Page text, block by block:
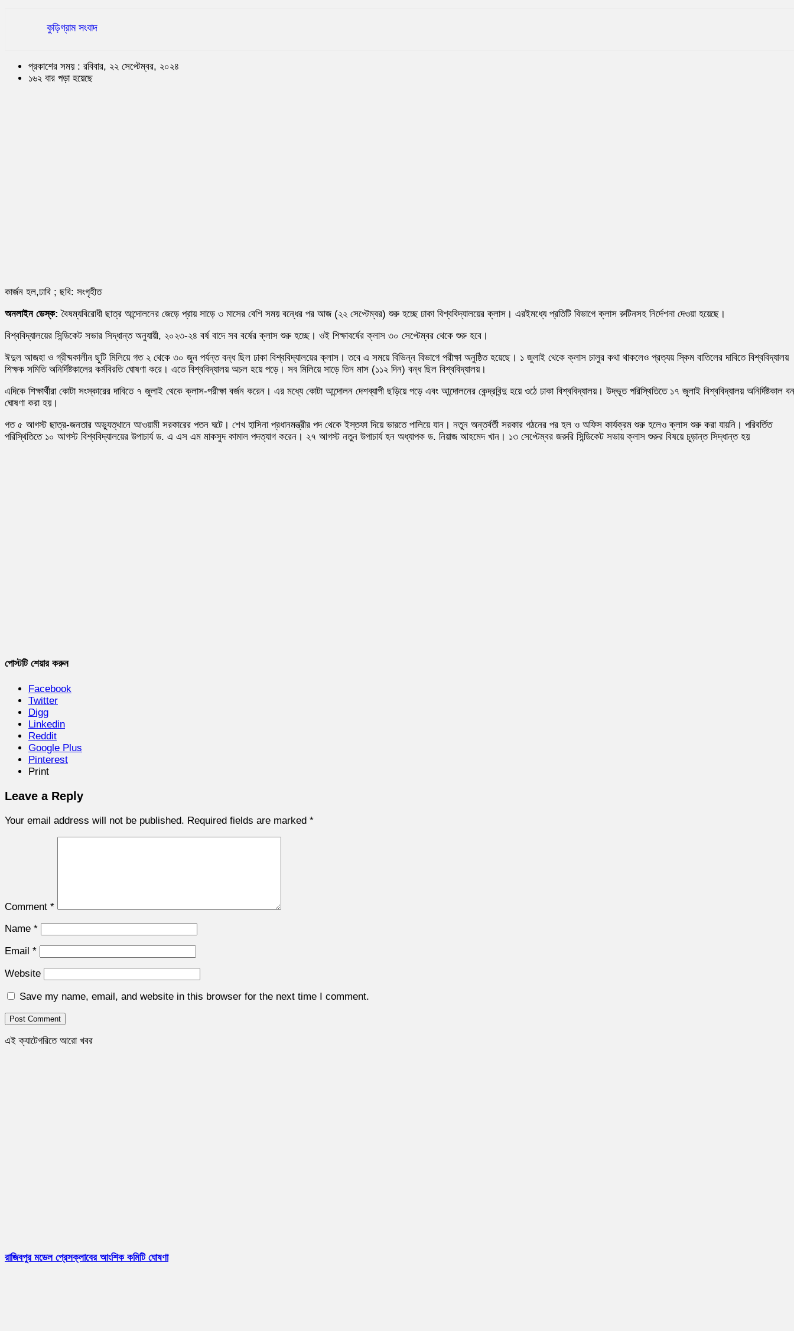
কুড়িগ্রাম সংবাদ
প্রকাশের সময় : রবিবার, ২২ সেপ্টেম্বর, ২০২৪
১৬২ বার পড়া হয়েছে
কার্জন হল,ঢাবি ; ছবি: সংগৃহীত
অনলাইন ডেস্ক: বৈষম্যবিরোধী ছাত্র আন্দোলনের জেড়ে প্রায় সাড়ে ৩ মাসের বেশি সময় বন্ধের পর আজ (২২ সেপ্টেম্বর) শুরু হচ্ছে ঢাকা বিশ্ববিদ্যালয়ের ক্লাস। এরইমধ্যে প্রতিটি বিভাগে ক্লাস রুটিনসহ নির্দেশনা দেওয়া হয়েছে।
বিশ্ববিদ্যালয়ের সিন্ডিকেট সভার সিদ্ধান্ত অনুযায়ী, ২০২৩-২৪ বর্ষ বাদে সব বর্ষের ক্লাস শুরু হচ্ছে। ওই শিক্ষাবর্ষের ক্লাস ৩০ সেপ্টেম্বর থেকে শুরু হবে।
ঈদুল আজহা ও গ্রীষ্মকালীন ছুটি মিলিয়ে গত ২ থেকে ৩০ জুন পর্যন্ত বন্ধ ছিল ঢাকা বিশ্ববিদ্যালয়ের ক্লাস। তবে এ সময়ে বিভিন্ন বিভাগে পরীক্ষা অনুষ্ঠিত হয়েছে। ১ জুলাই থেকে ক্লাস চালুর কথা থাকলেও প্রত্যয় স্কিম বাতিলের দাবিতে বিশ্ববিদ্যালয়
শিক্ষক সমিতি অনির্দিষ্টকালের কর্মবিরতি ঘোষণা করে। এতে বিশ্ববিদ্যালয় অচল হয়ে পড়ে। সব মিলিয়ে সাড়ে তিন মাস (১১২ দিন) বন্ধ ছিল বিশ্ববিদ্যালয়।
এদিকে শিক্ষার্থীরা কোটা সংস্কারের দাবিতে ৭ জুলাই থেকে ক্লাস-পরীক্ষা বর্জন করেন। এর মধ্যে কোটা আন্দোলন দেশব্যাপী ছড়িয়ে পড়ে এবং আন্দোলনের কেন্দ্রবিন্দু হয়ে ওঠে ঢাকা বিশ্ববিদ্যালয়। উদ্ভূত পরিস্থিতিতে ১৭ জুলাই বিশ্ববিদ্যালয় অনির্দিষ্টকাল
ঘোষণা করা হয়।
গত ৫ আগস্ট ছাত্র-জনতার অভ্যুত্থানে আওয়ামী সরকারের পতন ঘটে। শেখ হাসিনা প্রধানমন্ত্রীর পদ থেকে ইস্তফা দিয়ে ভারতে পালিয়ে যান। নতুন অন্তর্বর্তী সরকার গঠনের পর হল ও অফিস কার্যক্রম শুরু হলেও ক্লাস শুরু করা যায়নি। পরিবর্তিত
পরিস্থিতিতে ১০ আগস্ট বিশ্ববিদ্যালয়ের উপাচার্য ড. এ এস এম মাকসুদ কামাল পদত্যাগ করেন। ২৭ আগস্ট নতুন উপাচার্য হন অধ্যাপক ড. নিয়াজ আহমেদ খান। ১৩ সেপ্টেম্বর জরুরি সিন্ডিকেট সভায় ক্লাস শুরুর বিষয়ে চূড়ান্ত সিদ্ধান্ত হয়
পোস্টটি শেয়ার করুন
Facebook
Twitter
Digg
Linkedin
Reddit
Google Plus
Pinterest
Print
Leave a Reply
Your email address will not be published. Required fields are marked *
Comment *
Name *
Email *
Website
Save my name, email, and website in this browser for the next time I comment.
এই ক্যাটেগরিতে আরো খবর
রাজিবপুর মডেল প্রেসক্লাবের আংশিক কমিটি ঘোষণা